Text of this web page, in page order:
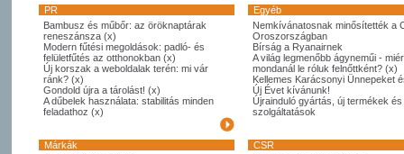
PR
Egyéb
Bambusz és műbőr: az öröknaptárak
reneszánsza (x)
Modern fűtési megoldások: padló- és
felületfűtés az otthonokban (x)
Új korszak a weboldalak terén: mi vár
ránk? (x)
Gondold újra a tárolást! (x)
A dűbelek használata: stabilitás minden
feladathoz (x)
Nemkívánatosnak minősítették a
Oroszországban
Bírság a Ryanairnek
A világ legmenőbb ágyneműi -
mondanál le róluk felnőttként? (x)
Kellemes Karácsonyi Ünnepeket
Új Évet kívánunk!
Újrainduló gyártás, új termékek és
szolgáltatások
Márkák
CSR